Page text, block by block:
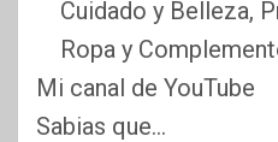
Cuidado y Belleza,
Ropa y
Mi canal de YouTube
Sabias que…